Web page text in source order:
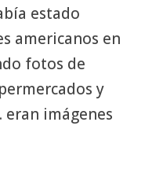
estado
americanos en
fotos de
y
imágenes